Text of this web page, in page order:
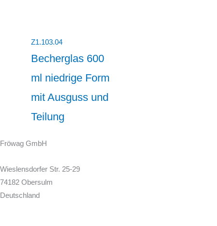
Z1.103.04
Becherglas 600
ml niedrige Form
mit Ausguss und
Teilung
Fröwag GmbH
Wieslensdorfer Str. 25-29
74182 Obersulm
Deutschland